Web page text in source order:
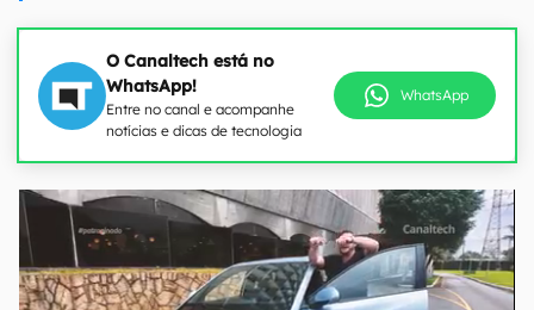
O Canaltech está no
WhatsApp!
Entre no canal e acompanhe
notícias e dicas de tecnologia
WhatsApp